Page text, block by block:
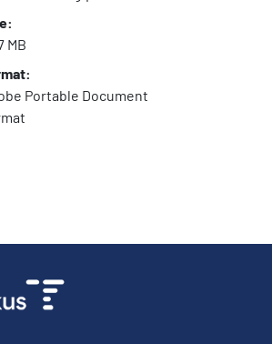
MB
Portable Document